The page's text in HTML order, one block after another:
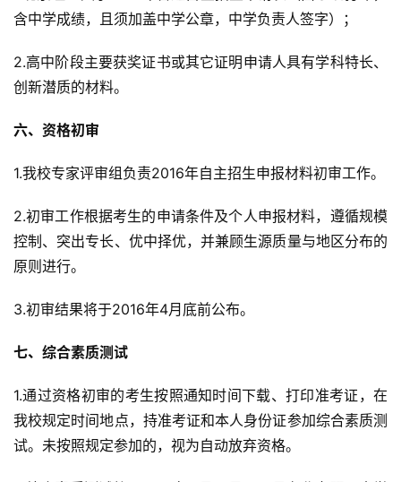
含中学成绩，且须加盖中学公章，中学负责人签字）；
2.高中阶段主要获奖证书或其它证明申请人具有学科特长、
创新潜质的材料。
六、资格初审
1.我校专家评审组负责2016年自主招生申报材料初审工作。
2.初审工作根据考生的申请条件及个人申报材料，遵循规模
控制、突出专长、优中择优，并兼顾生源质量与地区分布的
原则进行。
3.初审结果将于2016年4月底前公布。
七、综合素质测试
1.通过资格初审的考生按照通知时间下载、打印准考证，在
我校规定时间地点，持准考证和本人身份证参加综合素质测
试。未按照规定参加的，视为自动放弃资格。